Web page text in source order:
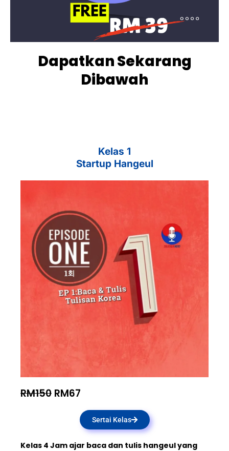
Dapatkan Sekarang
Dibawah
Kelas 1
Startup Hangeul
RM150 RM67
Sertai Kelas
Kelas 4 Jam ajar baca dan tulis hangeul yang